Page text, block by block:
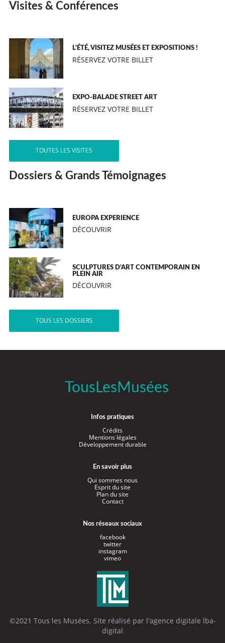
Visites & Conférences
L’ÉTÉ, VISITEZ MUSÉES ET EXPOSITIONS !
RÉSERVEZ VOTRE BILLET
EXPO-BALADE STREET ART
RÉSERVEZ VOTRE BILLET
TOUTES LES VISITES
Dossiers & Grands Témoignages
EUROPA EXPERIENCE
DÉCOUVRIR
SCULPTURES D’ART CONTEMPORAIN EN
PLEIN AIR
DÉCOUVRIR
TOUS LES DOSSIERS
TousLesMusées
Infos pratiques
Crédits
Mentions légales
Développement durable
En savoir plus
Qui sommes nous
Esprit du site
Plan du site
Contact
Nos réseaux sociaux
facebook
twitter
instagram
vimeo
©2021 Tous les Musées. Site réalisé par l'agence digitale lba-
digital